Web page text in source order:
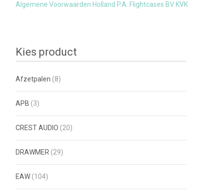
Algemene Voorwaarden Holland P.A. Flightcases BV KVK
Kies product
Afzetpalen (8)
APB (3)
CREST AUDIO (20)
DRAWMER (29)
EAW (104)